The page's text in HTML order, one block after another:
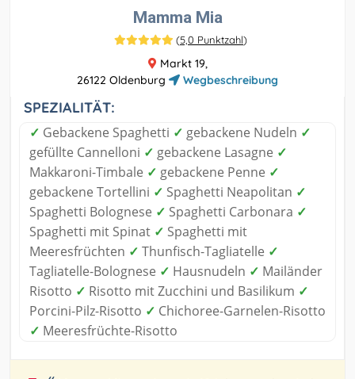
Mamma Mia
(5,0 Punktzahl)
Markt 19,
26122 Oldenburg
Wegbeschreibung
SPEZIALITÄT:
✓ Gebackene Spaghetti ✓ gebackene Nudeln ✓
gefüllte Cannelloni ✓ gebackene Lasagne ✓
Makkaroni-Timbale ✓ gebackene Penne ✓
gebackene Tortellini ✓ Spaghetti Neapolitan ✓
Spaghetti Bolognese ✓ Spaghetti Carbonara ✓
Spaghetti mit Spinat ✓ Spaghetti mit
Meeresfrüchten ✓ Thunfisch-Tagliatelle ✓
Tagliatelle-Bolognese ✓ Hausnudeln ✓ Mailänder
Risotto ✓ Risotto mit Zucchini und Basilikum ✓
Porcini-Pilz-Risotto ✓ Chichoree-Garnelen-Risotto
✓ Meeresfrüchte-Risotto